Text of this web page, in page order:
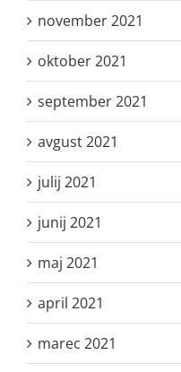
november 2021
oktober 2021
september 2021
avgust 2021
julij 2021
junij 2021
maj 2021
april 2021
marec 2021